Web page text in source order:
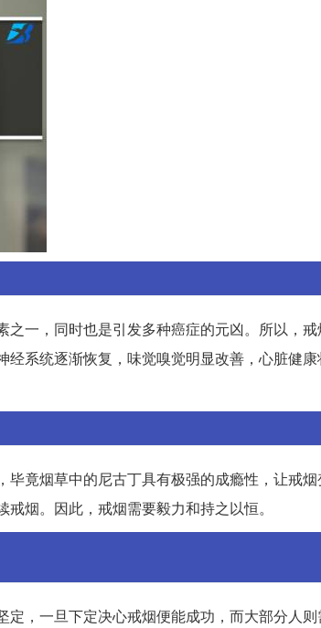
一，同时也是引发多种癌症的元凶。所以，
系统逐渐恢复，味觉嗅觉明显改善，心脏健
竟烟草中的尼古丁具有极强的成瘾性，让戒
烟。因此，戒烟需要毅力和持之以恒。
，一旦下定决心戒烟便能成功，而大部分人